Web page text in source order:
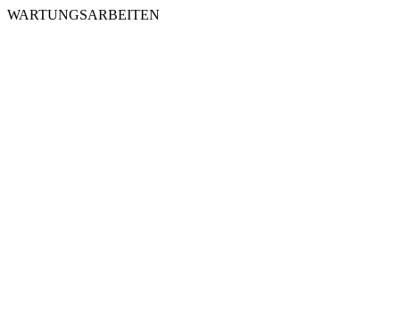
WARTUNGSARBEITEN